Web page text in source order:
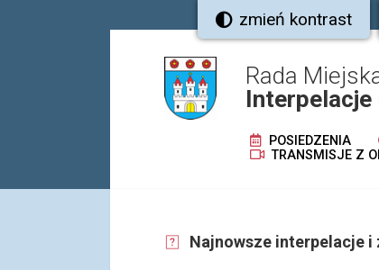
zmień kontrast
Rada
Interpelacje
POSIEDZENIA
TRANSMISJE Z
Najnowsze interpelacje i